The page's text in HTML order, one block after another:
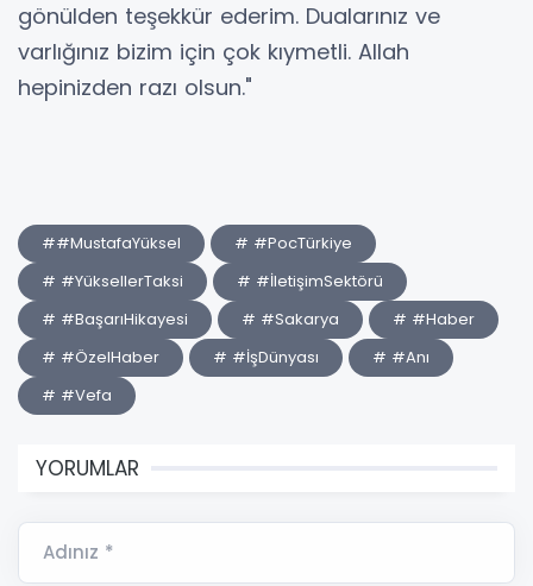
gönülden teşekkür ederim. Dualarınız ve
varlığınız bizim için çok kıymetli. Allah
hepinizden razı olsun."
##MustafaYüksel
# #PocTürkiye
# #YüksellerTaksi
# #İletişimSektörü
# #BaşarıHikayesi
# #Sakarya
# #Haber
# #ÖzelHaber
# #İşDünyası
# #Anı
# #Vefa
YORUMLAR
Adınız *